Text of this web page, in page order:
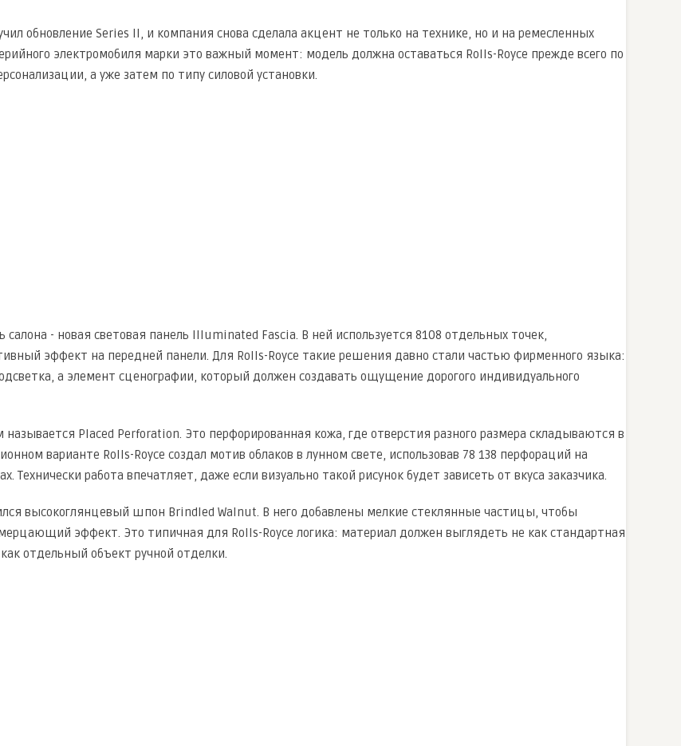
обновление Series II, и компания снова сделала акцент не только на технике, но и на ремесленных
электромобиля марки это важный момент: модель должна оставаться Rolls-Royce прежде всего по
а уже затем по типу силовой установки.
салона - новая световая панель Illuminated Fascia. В ней используется 8108 отдельных точек,
эффект на передней панели. Для Rolls-Royce такие решения давно стали частью фирменного языка:
а элемент сценографии, который должен создавать ощущение дорогого индивидуального
Placed Perforation. Это перфорированная кожа, где отверстия разного размера складываются в
варианте Rolls-Royce создал мотив облаков в лунном свете, использовав 78 138 перфораций на
Технически работа впечатляет, даже если визуально такой рисунок будет зависеть от вкуса заказчика.
высокоглянцевый шпон Brindled Walnut. В него добавлены мелкие стеклянные частицы, чтобы
мерцающий эффект. Это типичная для Rolls-Royce логика: материал должен выглядеть не как стандартная
отдельный объект ручной отделки.